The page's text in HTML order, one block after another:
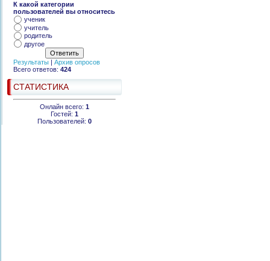
К какой категории
пользователей вы относитесь
ученик
учитель
родитель
другое
Результаты
Архив опросов
Всего ответов: 424
СТАТИСТИКА
Онлайн всего: 1
Гостей: 1
Пользователей: 0